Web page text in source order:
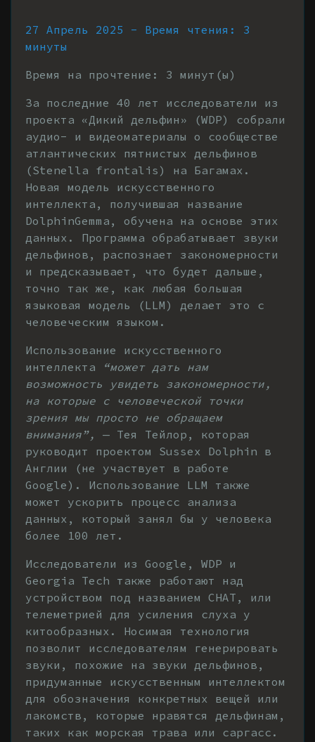
27 Апрель 2025 - Время чтения: 3
минуты
Время на прочтение:
3 минут(ы)
За последние 40 лет исследователи из
проекта «Дикий дельфин» (WDP) собрали
аудио- и видеоматериалы о сообществе
атлантических пятнистых дельфинов
(Stenella frontalis) на Багамах.
Новая модель искусственного
интеллекта, получившая название
DolphinGemma, обучена на основе этих
данных. Программа обрабатывает звуки
дельфинов, распознает закономерности
и предсказывает, что будет дальше,
точно так же, как любая большая
языковая модель (LLM) делает это с
человеческим языком.
Использование искусственного
интеллекта “может дать нам
возможность увидеть закономерности,
на которые с человеческой точки
зрения мы просто не обращаем
внимания”,
— Тея Тейлор, которая
руководит проектом Sussex Dolphin в
Англии (не участвует в работе
Google). Использование LLM также
может ускорить процесс анализа
данных, который занял бы у человека
более 100 лет.
Исследователи из Google, WDP и
Georgia Tech также работают над
устройством под названием CHAT, или
телеметрией для усиления слуха у
китообразных. Носимая технология
позволит исследователям генерировать
звуки, похожие на звуки дельфинов,
придуманные искусственным интеллектом
для обозначения конкретных вещей или
лакомств, которые нравятся дельфинам,
таких как морская трава или саргасс.